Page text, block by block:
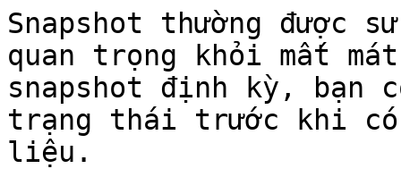
Snapshot thường được
quan trọng khỏi mất
snapshot định kỳ, bạn
trạng thái trước khi có
liệu.